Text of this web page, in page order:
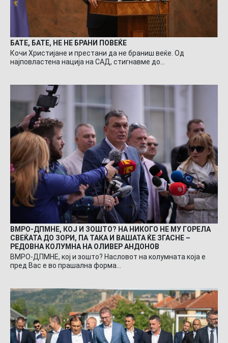
БАТЕ, БАТЕ, НЕ НЕ БРАНИ ПОВЕЌЕ
Кочи Христијане и престани да не браниш веќе. Од
најповластена нација на САД, стигнавме до…
ВМРО-ДПМНЕ, КОЈ И ЗОШТО? НА НИКОГО НЕ МУ ГОРЕЛА
СВЕЌАТА ДО ЗОРИ, ПА ТАКА И ВАШАТА ЌЕ ЗГАСНЕ –
РЕДОВНА КОЛУМНА НА ОЛИВЕР АНДОНОВ
ВМРО-ДПМНЕ, кој и зошто? Насловот на колумната која е
пред Вас е во прашална форма…